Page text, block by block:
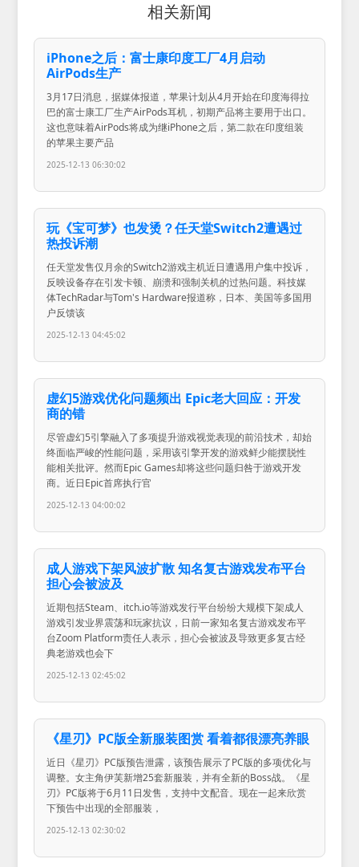
相关新闻
iPhone之后：富士康印度工厂4月启动
AirPods生产
3月17日消息，据媒体报道，苹果计划从4月开始在印度海得拉
巴的富士康工厂生产AirPods耳机，初期产品将主要用于出口。
这也意味着AirPods将成为继iPhone之后，第二款在印度组装
的苹果主要产品
2025-12-13 06:30:02
玩《宝可梦》也发烫？任天堂Switch2遭遇过
热投诉潮
任天堂发售仅月余的Switch2游戏主机近日遭遇用户集中投诉，
反映设备存在引发卡顿、崩溃和强制关机的过热问题。科技媒
体TechRadar与Tom's Hardware报道称，日本、美国等多国用
户反馈该
2025-12-13 04:45:02
虚幻5游戏优化问题频出 Epic老大回应：开发
商的错
尽管虚幻5引擎融入了多项提升游戏视觉表现的前沿技术，却始
终面临严峻的性能问题，采用该引擎开发的游戏鲜少能摆脱性
能相关批评。然而Epic Games却将这些问题归咎于游戏开发
商。近日Epic首席执行官
2025-12-13 04:00:02
成人游戏下架风波扩散 知名复古游戏发布平台
担心会被波及
近期包括Steam、itch.io等游戏发行平台纷纷大规模下架成人
游戏引发业界震荡和玩家抗议，日前一家知名复古游戏发布平
台Zoom Platform责任人表示，担心会被波及导致更多复古经
典老游戏也会下
2025-12-13 02:45:02
《星刃》PC版全新服装图赏 看着都很漂亮养眼
近日《星刃》PC版预告泄露，该预告展示了PC版的多项优化与
调整。女主角伊芙新增25套新服装，并有全新的Boss战。《星
刃》PC版将于6月11日发售，支持中文配音。现在一起来欣赏
下预告中出现的全部服装，
2025-12-13 02:30:02